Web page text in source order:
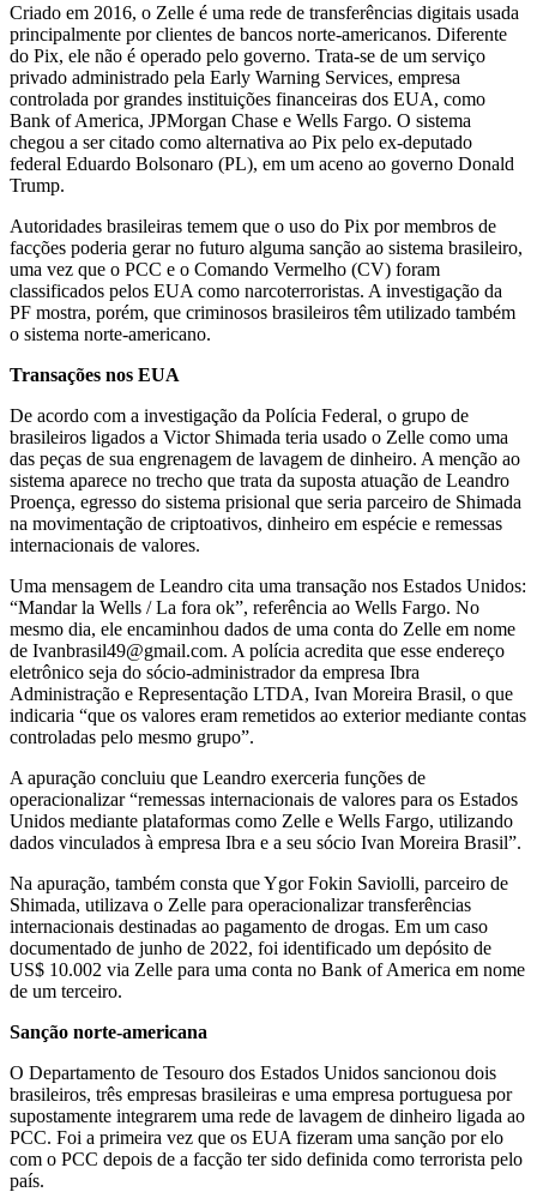
Criado em 2016, o Zelle é uma rede de transferências digitais usada
principalmente por clientes de bancos norte-americanos. Diferente
do Pix, ele não é operado pelo governo. Trata-se de um serviço
privado administrado pela Early Warning Services, empresa
controlada por grandes instituições financeiras dos EUA, como
Bank of America, JPMorgan Chase e Wells Fargo. O sistema
chegou a ser citado como alternativa ao Pix pelo ex-deputado
federal Eduardo Bolsonaro (PL), em um aceno ao governo Donald
Trump.
Autoridades brasileiras temem que o uso do Pix por membros de
facções poderia gerar no futuro alguma sanção ao sistema brasileiro,
uma vez que o PCC e o Comando Vermelho (CV) foram
classificados pelos EUA como narcoterroristas. A investigação da
PF mostra, porém, que criminosos brasileiros têm utilizado também
o sistema norte-americano.
Transações nos EUA
De acordo com a investigação da Polícia Federal, o grupo de
brasileiros ligados a Victor Shimada teria usado o Zelle como uma
das peças de sua engrenagem de lavagem de dinheiro. A menção ao
sistema aparece no trecho que trata da suposta atuação de Leandro
Proença, egresso do sistema prisional que seria parceiro de Shimada
na movimentação de criptoativos, dinheiro em espécie e remessas
internacionais de valores.
Uma mensagem de Leandro cita uma transação nos Estados Unidos:
“Mandar la Wells / La fora ok”, referência ao Wells Fargo. No
mesmo dia, ele encaminhou dados de uma conta do Zelle em nome
de Ivanbrasil49@gmail.com. A polícia acredita que esse endereço
eletrônico seja do sócio-administrador da empresa Ibra
Administração e Representação LTDA, Ivan Moreira Brasil, o que
indicaria “que os valores eram remetidos ao exterior mediante contas
controladas pelo mesmo grupo”.
A apuração concluiu que Leandro exerceria funções de
operacionalizar “remessas internacionais de valores para os Estados
Unidos mediante plataformas como Zelle e Wells Fargo, utilizando
dados vinculados à empresa Ibra e a seu sócio Ivan Moreira Brasil”.
Na apuração, também consta que Ygor Fokin Saviolli, parceiro de
Shimada, utilizava o Zelle para operacionalizar transferências
internacionais destinadas ao pagamento de drogas. Em um caso
documentado de junho de 2022, foi identificado um depósito de
US$ 10.002 via Zelle para uma conta no Bank of America em nome
de um terceiro.
Sanção norte-americana
O Departamento de Tesouro dos Estados Unidos sancionou dois
brasileiros, três empresas brasileiras e uma empresa portuguesa por
supostamente integrarem uma rede de lavagem de dinheiro ligada ao
PCC. Foi a primeira vez que os EUA fizeram uma sanção por elo
com o PCC depois de a facção ter sido definida como terrorista pelo
país.